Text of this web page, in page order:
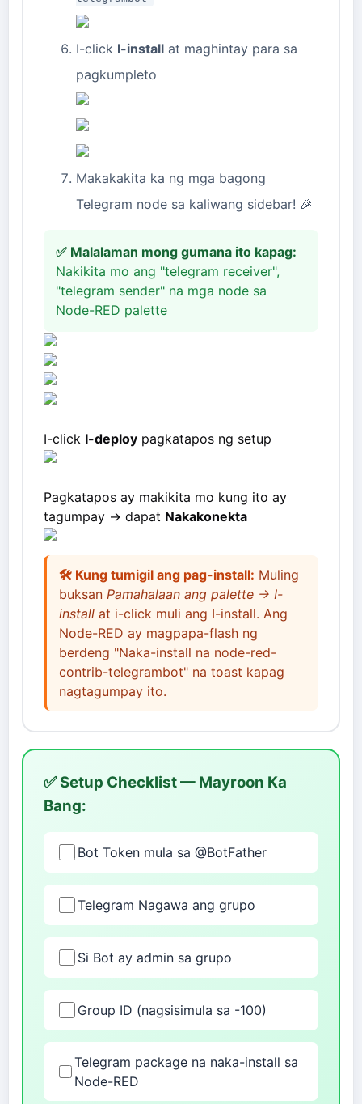
I-click I-install at maghintay para sa
pagkumpleto
Makakakita ka ng mga bagong
Telegram node sa kaliwang sidebar! 🎉
✅ Malalaman mong gumana ito kapag:
Nakikita mo ang "telegram receiver",
"telegram sender" na mga node sa
Node-RED palette
I-click I-deploy pagkatapos ng setup
Pagkatapos ay makikita mo kung ito ay
tagumpay -> dapat Nakakonekta
🛠️ Kung tumigil ang pag-install: Muling
buksan Pamahalaan ang palette → I-
install at i-click muli ang I-install. Ang
Node-RED ay magpapa-flash ng
berdeng "Naka-install na node-red-
contrib-telegrambot" na toast kapag
nagtagumpay ito.
✅ Setup Checklist — Mayroon Ka
Bang:
Bot Token mula sa @BotFather
Telegram Nagawa ang grupo
Si Bot ay admin sa grupo
Group ID (nagsisimula sa -100)
Telegram package na naka-install sa
Node-RED